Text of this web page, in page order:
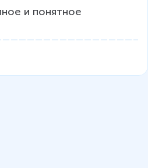
и понятное